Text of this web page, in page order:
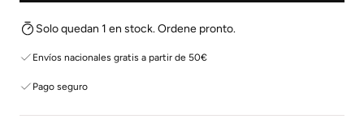
Solo quedan 1 en stock. Ordene pronto.
Envíos nacionales gratis a partir de 50€
Pago seguro